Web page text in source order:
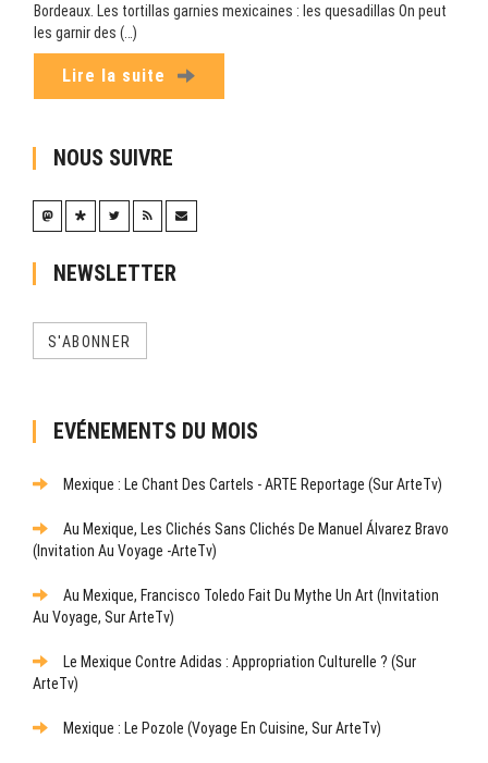
Bordeaux. Les tortillas garnies mexicaines : les quesadillas On peut
les garnir des (…)
Lire la suite
NOUS SUIVRE
NEWSLETTER
S'ABONNER
EVÉNEMENTS DU MOIS
Mexique : Le Chant Des Cartels - ARTE Reportage (sur ArteTv)
Au Mexique, Les Clichés Sans Clichés De Manuel Álvarez Bravo
(Invitation Au Voyage -ArteTv)
Au Mexique, Francisco Toledo Fait Du Mythe Un Art (Invitation
Au Voyage, Sur ArteTv)
Le Mexique Contre Adidas : Appropriation Culturelle ? (sur
ArteTv)
Mexique : Le Pozole (Voyage En Cuisine, Sur ArteTv)